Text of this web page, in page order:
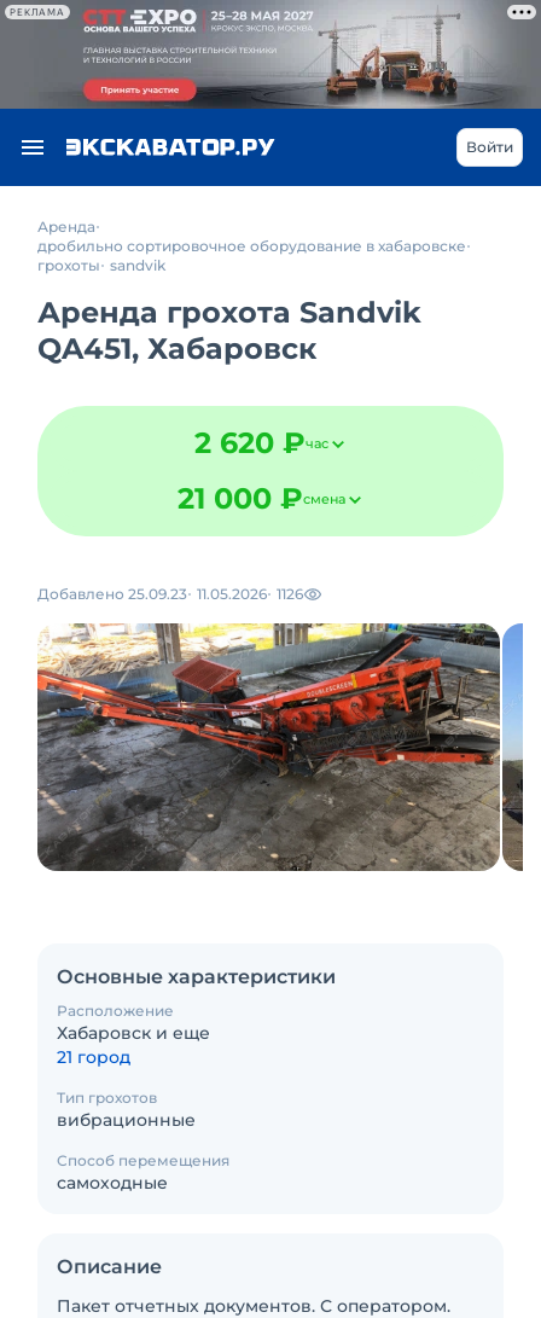
РЕКЛАМА
Войти
Аренда
дробильно сортировочное оборудование в хабаровске
грохоты sandvik
Аренда грохота Sandvik
QA451, Хабаровск
2 620 ₽час
21 000 ₽смена
Добавлено 25.09.23 11.05.2026 1126
Основные характеристики
Расположение
Хабаровск и еще
21 город
Тип грохотов
вибрационные
Способ перемещения
самоходные
Описание
Пакет отчетных документов. С оператором.